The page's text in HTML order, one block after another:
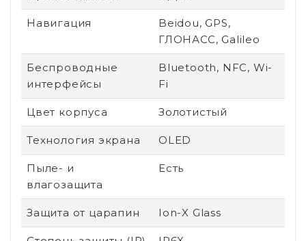
Навигация
Beidou, GPS,
ГЛОНАСС, Galileo
Беспроводные
интерфейсы
Bluetooth, NFC, Wi-
Fi
Цвет корпуса Золотистый
Технология экрана OLED
Пыле- и
влагозащита
Есть
Защита от царапин Ion-X Glass